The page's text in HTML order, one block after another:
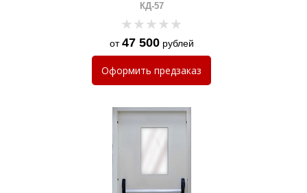
КД-57
от47 500рублей
Оформить предзаказ